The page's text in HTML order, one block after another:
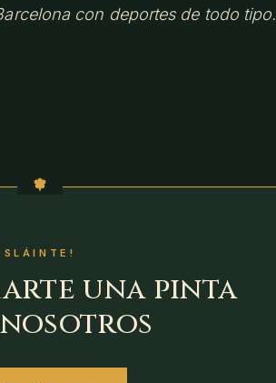
con deportes de todo tipo.
SLÁINTE!
una pinta